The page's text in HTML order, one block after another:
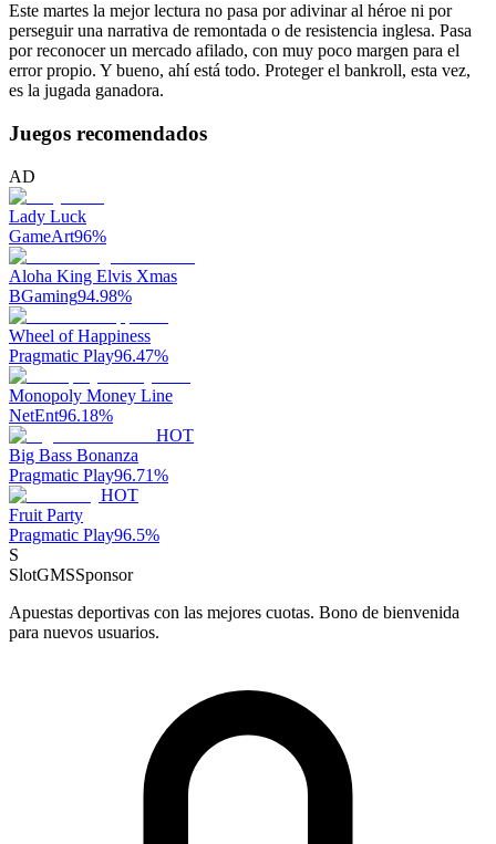
Este martes la mejor lectura no pasa por adivinar al héroe ni por
perseguir una narrativa de remontada o de resistencia inglesa. Pasa
por reconocer un mercado afilado, con muy poco margen para el
error propio. Y bueno, ahí está todo. Proteger el bankroll, esta vez,
es la jugada ganadora.
Juegos recomendados
AD
Lady Luck
GameArt96%
Aloha King Elvis Xmas
BGaming94.98%
Wheel of Happiness
Pragmatic Play96.47%
Monopoly Money Line
NetEnt96.18%
HOT
Big Bass Bonanza
Pragmatic Play96.71%
HOT
Fruit Party
Pragmatic Play96.5%
S
SlotGMSSponsor
Apuestas deportivas con las mejores cuotas. Bono de bienvenida
para nuevos usuarios.